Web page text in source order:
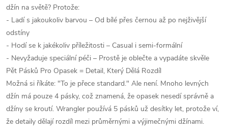
džín na světě? Protože:
- Ladí s jakoukoliv barvou – Od bílé přes černou až po nejživější
odstíny
- Hodí se k jakékoliv příležitosti – Casual i semi-formální
- Nevyžaduje speciální péči – Prostě je oblečte a vypadáte skvěle
Pět Pásků Pro Opasek = Detail, Který Dělá Rozdíl
Možná si říkáte: "To je přece standard." Ale není. Mnoho levných
džín má pouze 4 pásky, což znamená, že opasek nesedí správně a
džíny se kroutí. Wrangler používá 5 pásků už desítky let, protože ví,
že detaily dělají rozdíl mezi průměrnými a výjimečnými džínami.